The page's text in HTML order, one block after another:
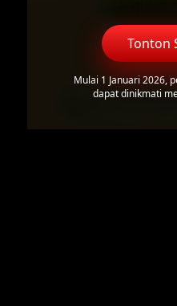
Tonton
Mulai 1 Januari 2026,
dapat dinikmati